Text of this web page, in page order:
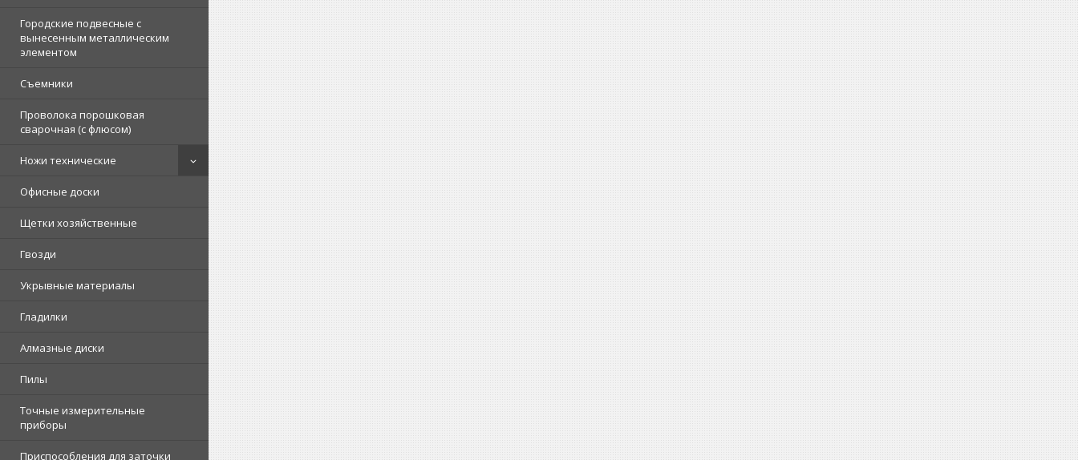
Городские подвесные с
вынесенным металлическим
элементом
Съемники
Проволока порошковая
сварочная (с флюсом)
Ножи технические
Офисные доски
Щетки хозяйственные
Гвозди
Укрывные материалы
Гладилки
Алмазные диски
Пилы
Точные измерительные
приборы
Приспособления для заточки